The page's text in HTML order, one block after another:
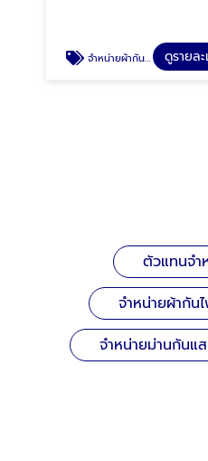
จำหน่ายผ้ากันไฟแบบซิลิโคน
ตัวแทนจำ
จำหน่ายผ้ากัน
จำหน่ายม่านกันแ